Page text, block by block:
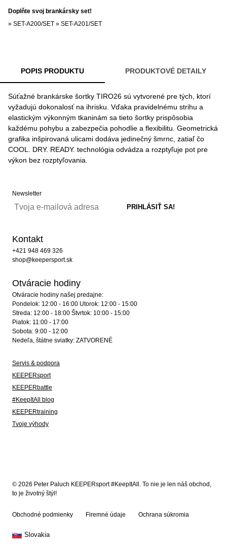
Doplňte svoj brankársky set!
» SET-A200/SET » SET-A201/SET
POPIS PRODUKTU PRODUKTOVÉ DETAILY
Súťažné brankárske šortky TIRO26 sú vytvorené pre tých, ktorí
vyžadujú dokonalosť na ihrisku. Vďaka pravidelnému strihu a
elastickým výkonným tkaninám sa tieto šortky prispôsobia
každému pohybu a zabezpečia pohodlie a flexibilitu. Geometrická
grafika inšpirovaná ulicami dodáva jedinečný šmrnc, zatiaľ čo
COOL. DRY. READY. technológia odvádza a rozptyľuje pot pre
výkon bez rozptyľovania.
Newsletter
Kontakt
+421 948 469 326
shop@keepersport.sk
Otváracie hodiny
Otváracie hodiny našej predajne:
Pondelok: 12:00 - 16:00 Utorok: 12:00 - 15:00
Streda: 12:00 - 18:00 Štvrtok: 10:00 - 15:00
Piatok: 11:00 - 17:00
Sobota: 9:00 - 12:00
Nedeľa, štátne sviatky: ZATVORENÉ
Servis & podpora
KEEPERsport
KEEPERbattle
#KeepItAll blog
KEEPERtraining
Tvoje výhody
© 2026 Peter Paluch KEEPERsport #KeepItAll. To nie je len náš obchod,
to je životný štýl!
Obchodné podmienky Firemné údaje Ochrana súkromia
Slovakia